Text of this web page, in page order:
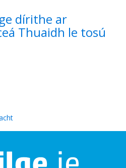
dírithe ar
Thuaidh le tosú